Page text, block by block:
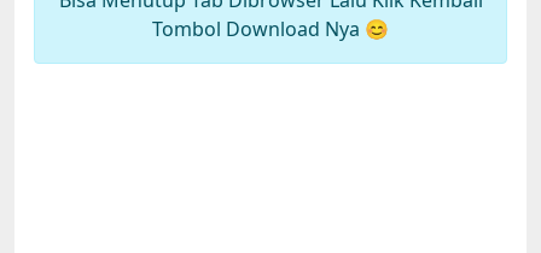
Tombol Download Nya 😊